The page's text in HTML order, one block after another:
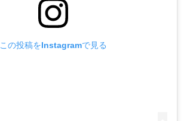
この投稿をInstagramで見る